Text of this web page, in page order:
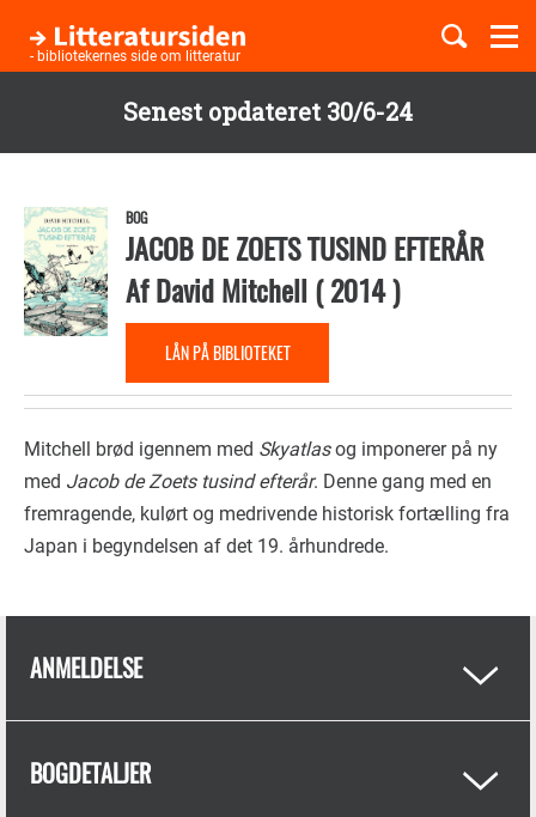
Senest opdateret 30/6-24
hovedindhold
- bibliotekernes side om litteratur
Børnebøger
Temaer
BOG
JACOB DE ZOETS TUSIND EFTERÅR
AfDavid Mitchell (2014)
LÅN PÅ BIBLIOTEKET
Mitchell brød igennem med Skyatlasog imponerer på ny
med Jacob de Zoets tusind efterår. Denne gang med en
fremragende, kulørt og medrivende historisk fortælling fra
Japan i begyndelsen af det 19. århundrede.
ANMELDELSE
BOGDETALJER